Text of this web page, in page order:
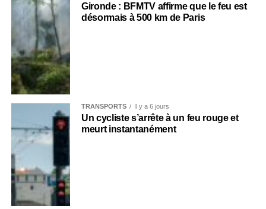
Gironde : BFMTV affirme que le feu est
désormais à 500 km de Paris
TRANSPORTS Il y a 6 jours
Un cycliste s’arrête à un feu rouge et
meurt instantanément